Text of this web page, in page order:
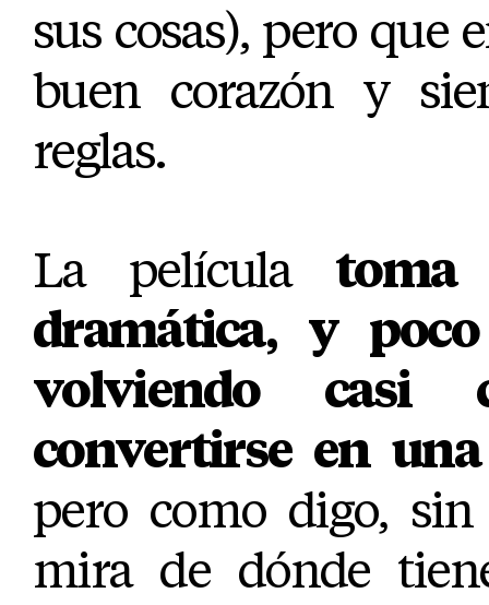
sus cosas), pero que
buen corazón y
reglas.
La película toma
dramática, y
volviendo casi
convertirse en
pero como digo,
mira de dónde